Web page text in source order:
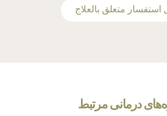
استفسار متعلق بالعلاج
درمانی مرتبط